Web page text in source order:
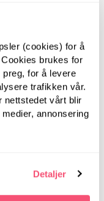
(cookies) for å
brukes for
preg, for å levere
trafikken vår.
nettstedet vårt blir
annonsering
Detaljer
LanternMoon
Moon, 20 cm,
3.50 mm -
i tre